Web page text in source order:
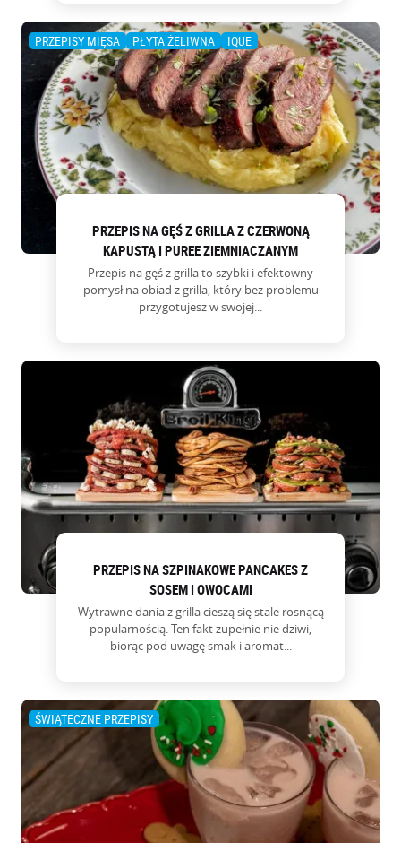
PRZEPISY MIĘSA PŁYTA ŻELIWNA IQUE
PRZEPIS NA GĘŚ Z GRILLA Z CZERWONĄ
KAPUSTĄ I PUREE ZIEMNIACZANYM
Przepis na gęś z grilla to szybki i efektowny
pomysł na obiad z grilla, który bez problemu
przygotujesz w swojej...
PRZEPIS NA SZPINAKOWE PANCAKES Z
SOSEM I OWOCAMI
Wytrawne dania z grilla cieszą się stale rosnącą
popularnością. Ten fakt zupełnie nie dziwi,
biorąc pod uwagę smak i aromat...
ŚWIĄTECZNE PRZEPISY